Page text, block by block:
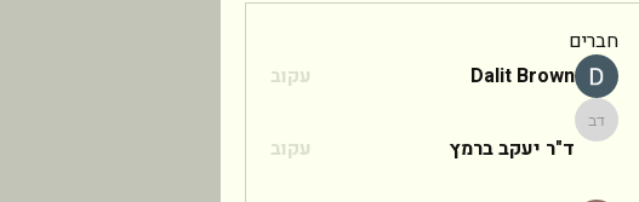
חברים
Dalit Brown
עקוב
ד"ר יעקב ברמץ
ד"ר יעקב ברמץ עקוב